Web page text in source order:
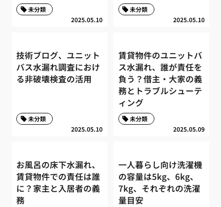
2025.05.10
未分類
2025.05.10
未分類
技術ブログ、ユニット
バス水漏れ調査におけ
る非破壊検査の活用
2025.05.10
未分類
賃貸物件のユニットバ
ス水漏れ、誰が責任を
負う？借主・大家の義
務とトラブルシューテ
ィング
2025.05.09
未分類
お風呂の床下水漏れ、
賃貸物件での責任は誰
に？家主と入居者の義
務
一人暮らし向け洗濯機
の容量は5kg、6kg、
7kg、それぞれの洗濯
量目安